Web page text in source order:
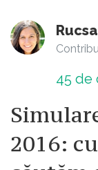
45 de
2016: